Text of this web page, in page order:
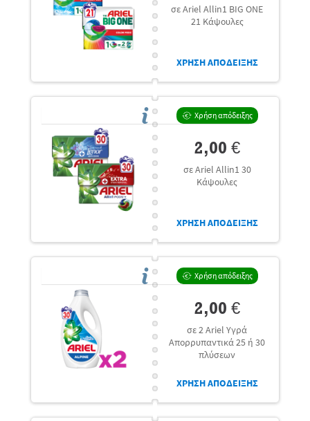
σε Ariel Allin1 BIG ONE
21 Κάψουλες
ΧΡΗΣΗ ΑΠΟΔΕΙΞΗΣ
Χρήση απόδειξης
2,00 €
σε Ariel Allin1 30
Κάψουλες
ΧΡΗΣΗ ΑΠΟΔΕΙΞΗΣ
Χρήση απόδειξης
2,00 €
σε 2 Ariel Υγρά
Απορρυπαντικά 25 ή 30
πλύσεων
ΧΡΗΣΗ ΑΠΟΔΕΙΞΗΣ